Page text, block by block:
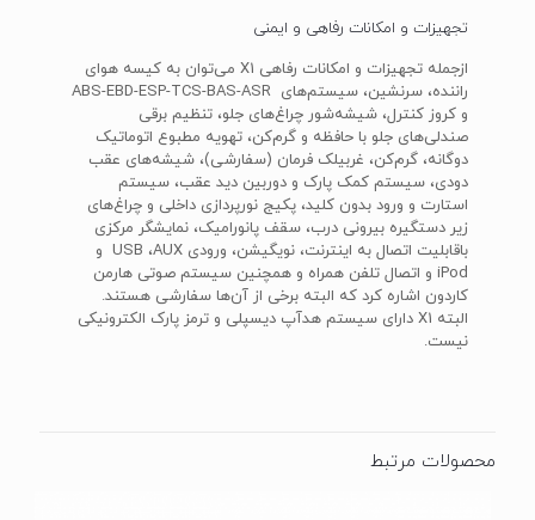
تجهیزات و امکانات رفاهی و ایمنی
ازجمله تجهیزات و امکانات رفاهی X1 می‌توان به کیسه هوای
راننده، سرنشین، سیستم‌های ABS-EBD-ESP-TCS-BAS-ASR
و کروز کنترل، شیشه‌شور چراغ‌های جلو، تنظیم برقی
صندلی‌های جلو با حافظه و گرم‌کن، تهویه مطبوع اتوماتیک
دو‌گانه، گرم‌کن، غربیلک فرمان (سفارشی)، شیشه‌های عقب
دودی، سیستم کمک پارک و دوربین دید عقب، سیستم
استارت و ورود بدون کلید، پکیج نورپردازی داخلی و چراغ‌های
زیر دستگیره بیرونی درب، سقف پانورامیک، نمایشگر مرکزی
باقابلیت اتصال به اینترنت، نویگیشن، ورودی USB ،AUX و
iPod و اتصال تلفن همراه و همچنین سیستم صوتی‌ هارمن
کاردون اشاره کرد که البته برخی از آن‌ها سفارشی هستند.
البته X1 دارای سیستم هدآپ دیسپلی و ترمز پارک الکترونیکی
نیست.
محصولات مرتبط